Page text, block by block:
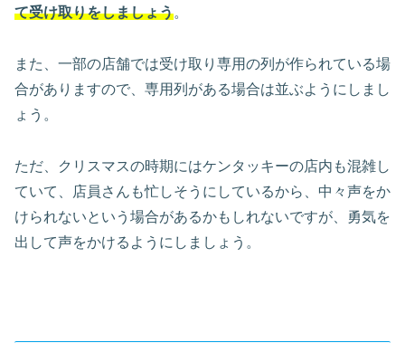
て受け取りをしましょう。
また、一部の店舗では受け取り専用の列が作られている場
合がありますので、専用列がある場合は並ぶようにしまし
ょう。
ただ、クリスマスの時期にはケンタッキーの店内も混雑し
ていて、店員さんも忙しそうにしているから、中々声をか
けられないという場合があるかもしれないですが、勇気を
出して声をかけるようにしましょう。